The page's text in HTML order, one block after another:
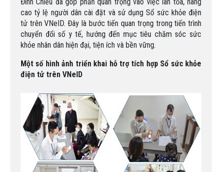
Đình Chiểu đã góp phần quan trọng vào việc lan tỏa, nâng
cao tỷ lệ người dân cài đặt và sử dụng Sổ sức khỏe điện
tử trên VNeID. Đây là bước tiến quan trọng trong tiến trình
chuyển đổi số y tế, hướng đến mục tiêu chăm sóc sức
khỏe nhân dân hiện đại, tiện ích và bền vững.
Một số hình ảnh triển khai hỗ trợ tích hợp Sổ sức khỏe
điện tử trên VNeID